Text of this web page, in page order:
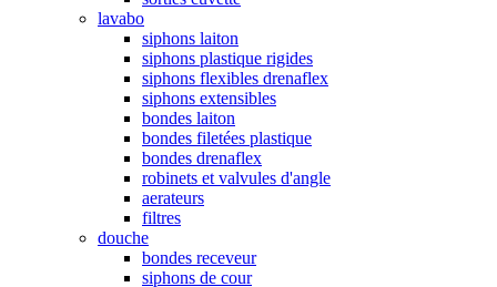
lavabo
siphons laiton
siphons plastique rigides
siphons flexibles drenaflex
siphons extensibles
bondes laiton
bondes filetées plastique
bondes drenaflex
robinets et valvules d'angle
aerateurs
filtres
douche
bondes receveur
siphons de cour